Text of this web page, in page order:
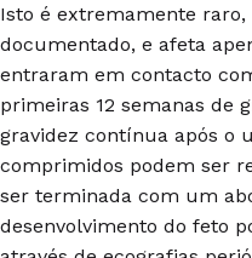
Isto é extremamente raro,
documentado, e afeta
entraram em contacto
primeiras 12 semanas de
gravidez contínua após o
comprimidos podem ser
ser terminada com um
desenvolvimento do feto